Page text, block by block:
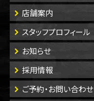
店舗案内
スタッフプロフィール
お知らせ
採用情報
ご予約・お問い合わせ